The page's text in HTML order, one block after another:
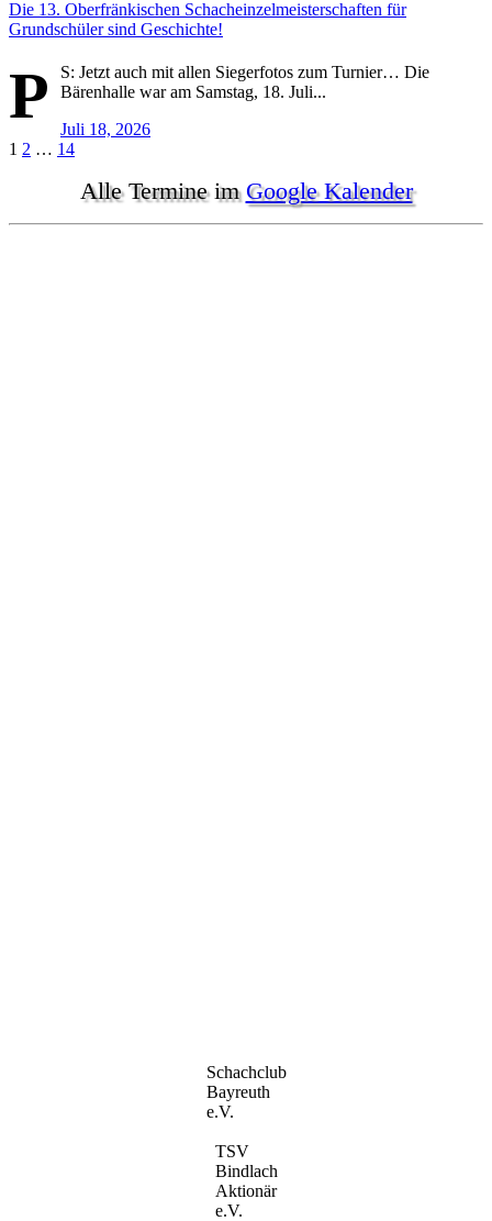
Die 13. Oberfränkischen Schacheinzelmeisterschaften für
Grundschüler sind Geschichte!
P
S: Jetzt auch mit allen Siegerfotos zum Turnier… Die
Bärenhalle war am Samstag, 18. Juli...
Juli 18, 2026
Seitennummerierung
Beiträge
1 2 … 14
Alle Termine im Google Kalender
Schachclub
Bayreuth
e.V.
TSV
Bindlach
Aktionär
e.V.